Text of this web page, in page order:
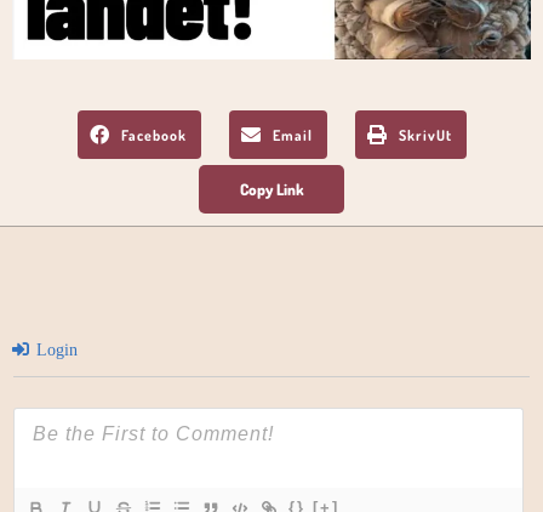
Facebook Email SkrivUt
Login
{} [+]